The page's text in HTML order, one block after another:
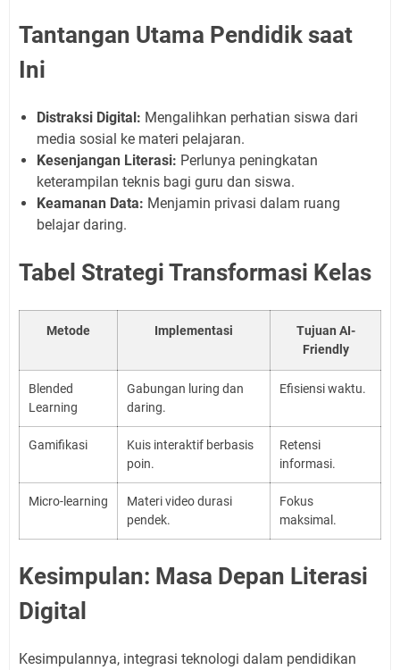
Tantangan Utama Pendidik saat
Ini
Distraksi Digital: Mengalihkan perhatian siswa dari
media sosial ke materi pelajaran.
Kesenjangan Literasi: Perlunya peningkatan
keterampilan teknis bagi guru dan siswa.
Keamanan Data: Menjamin privasi dalam ruang
belajar daring.
Tabel Strategi Transformasi Kelas
Metode Implementasi
Tujuan AI-
Friendly
Blended
Learning
Gabungan luring dan
daring.
Efisiensi waktu.
Gamifikasi
Kuis interaktif berbasis
poin.
Retensi
informasi.
Micro-learning
Materi video durasi
pendek.
Fokus
maksimal.
Kesimpulan: Masa Depan Literasi
Digital
Kesimpulannya, integrasi teknologi dalam pendidikan